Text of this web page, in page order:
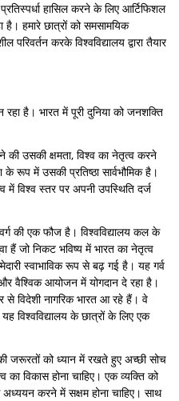
हासिल करने के लिए आर्टिफिशल
है। हमारे छात्रों को समसामयिक
करके विश्वविद्यालय द्वारा तैयार
है। भारत में पूरी दुनिया को जनशक्ति
की उसकी क्षमता, विश्व का नेतृत्व करने
में उसकी प्रतिष्ठा सार्वभौमिक है।
में विश्व स्तर पर अपनी उपस्थिति दर्ज
की एक फौज है। विश्वविद्यालय कल के
हैं जो निकट भविष्य में भारत का नेतृत्व
स्वाभाविक रूप से बढ़ गई है। यह गर्व
वैश्विक आयोजन में योगदान दे रहा है।
विदेशी नागरिक भारत आ रहे हैं। वे
विश्वविद्यालय के छात्रों के लिए एक
की जरूरतों को ध्यान में रखते हुए अच्छी सोच
विकास होना चाहिए। एक व्यक्ति को
करने में सक्षम होना चाहिए। साथ